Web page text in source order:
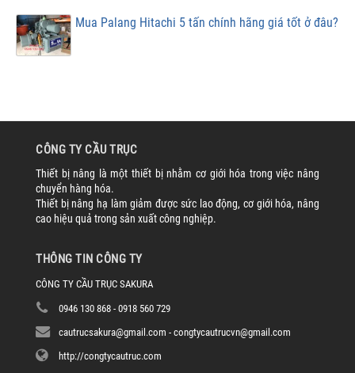
Mua Palang Hitachi 5 tấn chính hãng giá tốt ở đâu?
CÔNG TY CẦU TRỤC
Thiết bị nâng là một thiết bị nhằm cơ giới hóa trong việc nâng
chuyển hàng hóa.
Thiết bị nâng hạ làm giảm được sức lao động, cơ giới hóa, nâng
cao hiệu quả trong sản xuất công nghiệp.
THÔNG TIN CÔNG TY
CÔNG TY CẦU TRỤC SAKURA
0946 130 868 - 0918 560 729
cautrucsakura@gmail.com - congtycautrucvn@gmail.com
http://congtycautruc.com